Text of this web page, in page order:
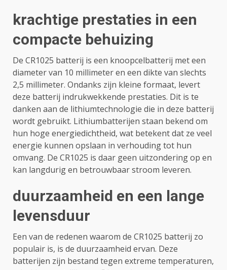
krachtige prestaties in een
compacte behuizing
De CR1025 batterij is een knoopcelbatterij met een
diameter van 10 millimeter en een dikte van slechts
2,5 millimeter. Ondanks zijn kleine formaat, levert
deze batterij indrukwekkende prestaties. Dit is te
danken aan de lithiumtechnologie die in deze batterij
wordt gebruikt. Lithiumbatterijen staan bekend om
hun hoge energiedichtheid, wat betekent dat ze veel
energie kunnen opslaan in verhouding tot hun
omvang. De CR1025 is daar geen uitzondering op en
kan langdurig en betrouwbaar stroom leveren.
duurzaamheid en een lange
levensduur
Een van de redenen waarom de CR1025 batterij zo
populair is, is de duurzaamheid ervan. Deze
batterijen zijn bestand tegen extreme temperaturen,